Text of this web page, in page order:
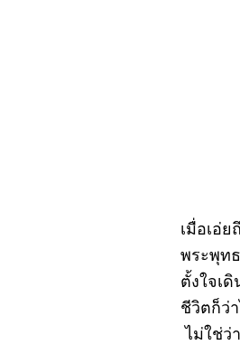
เมื่อเอ่
พระพุท
ตั้งใจเ
ชีวิตก็ว่
ไม่ใช่ว่